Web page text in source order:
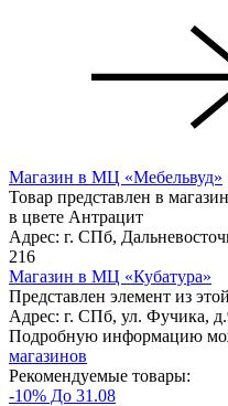
Магазин в МЦ «Мебельвуд»
Товар представлен в
в цвете Антрацит
Адрес: г. СПб,
216
Магазин в МЦ «Кубатура»
Представлен элемент из
Адрес: г. СПб, ул. Фучика,
Подробную информацию
магазинов
Рекомендуемые товары:
-10% До 31.08